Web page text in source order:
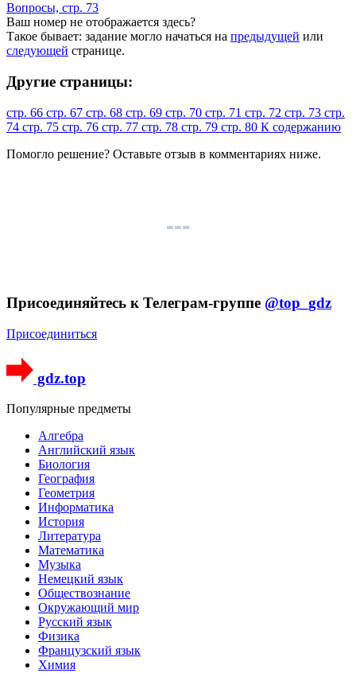
Вопросы, стр. 73
Ваш номер не отображается здесь?
Такое бывает: задание могло начаться на предыдущей или
следующей странице.
Другие страницы:
стр. 66 стр. 67 стр. 68 стр. 69 стр. 70 стр. 71 стр. 72 стр. 73 стр.
74 стр. 75 стр. 76 стр. 77 стр. 78 стр. 79 стр. 80 К содержанию
Помогло решение? Оставьте отзыв в комментариях ниже.
Присоединяйтесь к Телеграм-группе @top_gdz
Присоединиться
gdz.top
Популярные предметы
Алгебра
Английский язык
Биология
География
Геометрия
Информатика
История
Литература
Математика
Музыка
Немецкий язык
Обществознание
Окружающий мир
Русский язык
Физика
Французский язык
Химия